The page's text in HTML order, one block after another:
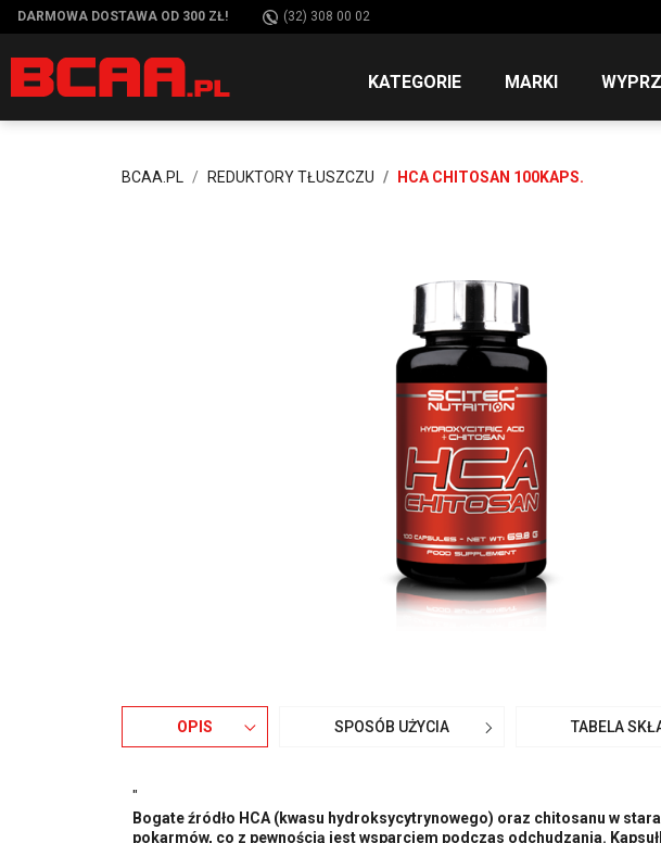
DARMOWA DOSTAWA OD 300 ZŁ! (32) 308 00 02
KATEGORIE MARKI
BCAA.PL REDUKTORY TŁUSZCZU HCA CHITOSAN 100KAPS.
OPIS SPOSÓB UŻYCIA TABELA
"
Bogate źródło HCA (kwasu hydroksycytrynowego) oraz chitosanu w
pokarmów, co z pewnością jest wsparciem podczas odchudzania.